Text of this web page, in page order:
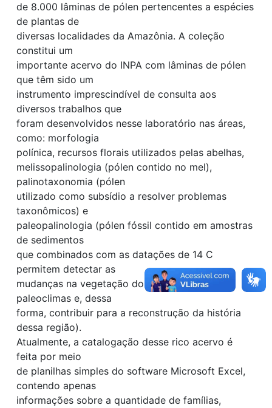
de 8.000 lâminas de pólen pertencentes a espécies
de plantas de
diversas localidades da Amazônia. A coleção
constitui um
importante acervo do INPA com lâminas de pólen
que têm sido um
instrumento imprescindível de consulta aos
diversos trabalhos que
foram desenvolvidos nesse laboratório nas áreas,
como: morfologia
polínica, recursos florais utilizados pelas abelhas,
melissopalinologia (pólen contido no mel),
palinotaxonomia (pólen
utilizado como subsídio a resolver problemas
taxonômicos) e
paleopalinologia (pólen fóssil contido em amostras
de sedimentos
que combinados com as datações de 14 C
permitem detectar as
mudanças na vegetação do passado, inferir
paleoclimas e, dessa
forma, contribuir para a reconstrução da história
dessa região).
Atualmente, a catalogação desse rico acervo é
feita por meio
de planilhas simples do software Microsoft Excel,
contendo apenas
informações sobre a quantidade de famílias,